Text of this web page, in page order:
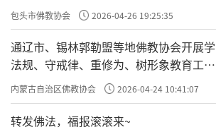
包头市佛教协会 2026-04-26 19:25:35
通辽市、锡林郭勒盟等地佛教协会开展学
法规、守戒律、重修为、树形象教育工作
专题学习会
内蒙古自治区佛教协会 2026-04-24 10:41:07
转发佛法，福报滚滚来~